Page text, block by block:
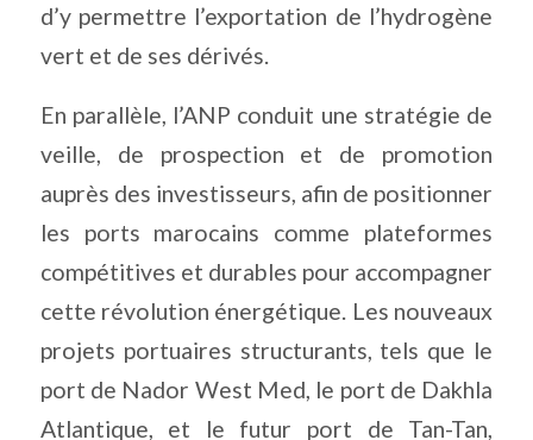
d’y permettre l’exportation de l’hydrogène
vert et de ses dérivés.
En parallèle, l’ANP conduit une stratégie de
veille, de prospection et de promotion
auprès des investisseurs, afin de positionner
les ports marocains comme plateformes
compétitives et durables pour accompagner
cette révolution énergétique. Les nouveaux
projets portuaires structurants, tels que le
port de Nador West Med, le port de Dakhla
Atlantique, et le futur port de Tan-Tan,